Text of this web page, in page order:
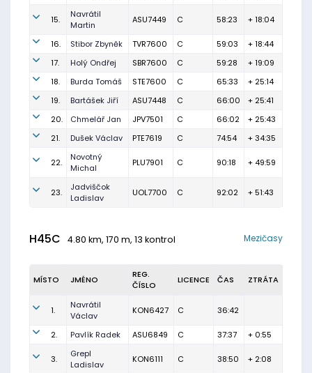
15.
Navrátil
Martin
ASU7449 C 58:23 + 18:04
16. Stibor Zbyněk TVR7600 C 59:03
+ 18:44
17.
Holý Ondřej SBR7600 C 59:28
+ 19:09
18.
Burda Tomáš STE7600 C 65:33
+ 25:14
19.
Bartášek Jiří ASU7448 C 66:00
+ 25:41
20.
Chmelář Jan JPV7501 C 66:02
+ 25:43
21.
Dušek Václav PTE7619 C 74:54 + 34:35
22.
Novotný
Michal
PLU7901 C 90:18 + 49:59
23.
Jadviščok
Ladislav
UOL7700 C 92:02 + 51:43
H45C 4.80 km, 170 m, 13 kontrol Mezičasy
MÍSTO JMÉNO
REG.
ČÍSLO
LICENCE ČAS ZTRÁTA
1.
Navrátil
Václav
KON6427 C 36:42
2. Pavlík Radek ASU6849 C 37:37 + 0:55
3.
Grepl
Ladislav
KON6111 C 38:50 + 2:08